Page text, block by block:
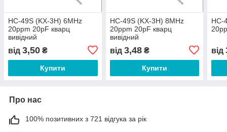
HC-49S (KX-3H) 6MHz
20ppm 20pF кварц
вивідний
від 3,50 ₴
Купити
HC-49S (KX-3H) 8MHz
20ppm 20pF кварц
вивідний
від 3,48₴
Купити
HC-
від
Про нас
100% позитивних з 721 відгука за рік